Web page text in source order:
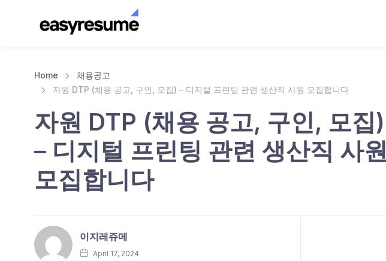
Home
채용공고
자원 DTP (채용 공고, 구인, 모집) – 디지털 프린팅 관련 생산직 사원 모집합니다
자원 DTP (채용 공고, 구인, 모집)
– 디지털 프린팅 관련 생산직 사원
모집합니다
이지레쥬메
April 17, 2024